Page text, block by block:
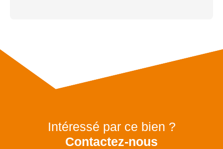
Intéressé par ce bien ?
Contactez-nous